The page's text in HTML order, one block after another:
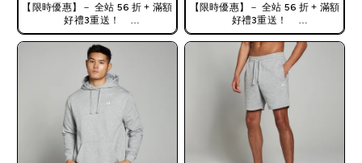
【限時優惠】－ 全站 56 折 + 滿額
好禮3重送！
使用優惠碼，獲得額外折扣：
TW56
【限時優惠】－ 全站 56 折 + 滿額
好禮3重送！
使用優惠碼，獲得額外折扣：
TW56